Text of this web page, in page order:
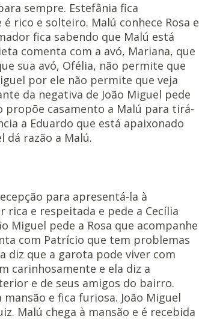
sempre. Estefânia fica
rico e solteiro. Malú conhece Rosa e
fica sabendo que Malú está
comenta com a avó, Mariana, que
sua avó, Ofélia, não permite que
por ele não permite que veja
da negativa de João Miguel pede
propõe casamento a Malú para tirá-
a Eduardo que está apaixonado
dá razão a Malú.
para apresentá-la à
rica e respeitada e pede a Cecília
Miguel pede a Rosa que acompanhe
com Patrício que tem problemas
diz que a garota pode viver com
carinhosamente e ela diz a
e de seus amigos do bairro.
e fica furiosa. João Miguel
Malú chega à mansão e é recebida